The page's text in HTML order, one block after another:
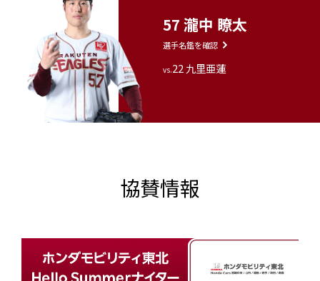
57 瀧中 瞭太
選手名鑑を確認
vs.22 九里亜蓮
協賛情報